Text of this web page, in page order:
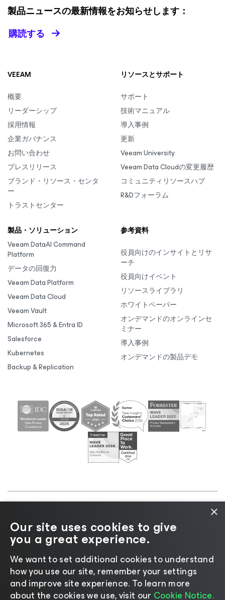
製品ニュースの最新情報をお知らせします：
購読する
VEEAM
概要
リーダーシップ
採用情報
企業ガバナンス
お問い合わせ
プレスリリース
ブランド・リソース・センタ
ー
トラストセンター
リソースとサポート
サポート
技術マニュアル
導入事例
更新
Veeam University
Veeam Data Cloudの変更履歴
コミュニティリソースハブ
R&Dフォーラム
製品・ソリューション
Veeam DataAI Command
Platform
データの回復力
Veeam Data Platform
Veeam Data Cloud
Veeam Vault
Microsoft 365 & Entra ID
Salesforce
Kubernetes
Backup & Replication
参考資料
役員向けのインサイトとリサ
ーチ
役員向けイベント
リソースライブラリ
ホワイトペーパー
オンデマンドのオンラインセ
ミナー
導入事例
オンデマンドの製品デモ
プライバシーに関する通
知|Cookieに関する通知|リーガル| ライセンスポリ
シー| サプライヤーリソース
言語の変更
×
Our site uses cookies to give
you a great experience.
We want to set additional cookies to understand
how you use our site, remember your settings
and improve site experience. ​To learn more
about the cookies we use, visit our Cookie Notice.